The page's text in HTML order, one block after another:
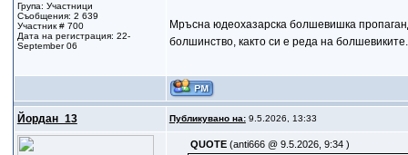
Група: Участници
Съобщения: 2 639
Участник # 700
Дата на регистрация: 22-
September 06
Мръсна юдеохазарска болшевишка
болшинство, както си е реда на болшевиките.
Йордан_13 Публикувано на:9.5.2026, 13:33
QUOTE (anti666 @ 9.5.2026, 9:34 )